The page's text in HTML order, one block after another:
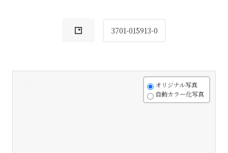
3701-015913-0
オリジナル写真
自動カラー化写真